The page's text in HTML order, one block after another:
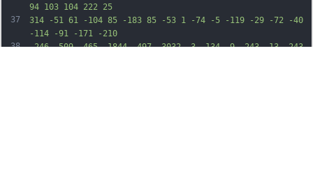
37
38
94 103 104 222 25
314 -51 61 -104 85 -183 85 -53 1 -74 -5 -119 -29 -72 -40
-114 -91 -171 -210
-246 -509 -465 -1844 -497 -3032 -3 -134 -9 -243 -13 -243